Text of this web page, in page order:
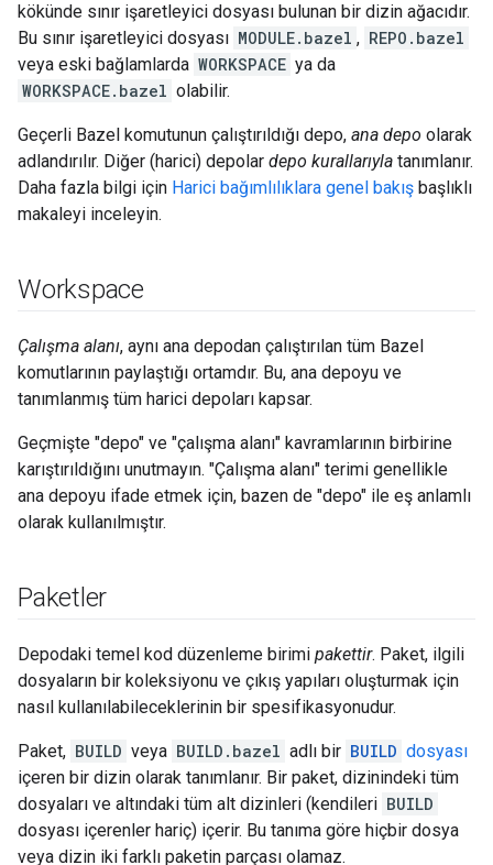
kökünde sınır işaretleyici dosyası bulunan bir dizin ağacıdır.
Bu sınır işaretleyici dosyası MODULE.bazel , REPO.bazel
veya eski bağlamlarda WORKSPACE ya da
WORKSPACE.bazel olabilir.
Geçerli Bazel komutunun çalıştırıldığı depo, ana depo olarak
adlandırılır. Diğer (harici) depolar depo kurallarıyla tanımlanır.
Daha fazla bilgi için Harici bağımlılıklara genel bakış başlıklı
makaleyi inceleyin.
Workspace
Çalışma alanı, aynı ana depodan çalıştırılan tüm Bazel
komutlarının paylaştığı ortamdır. Bu, ana depoyu ve
tanımlanmış tüm harici depoları kapsar.
Geçmişte "depo" ve "çalışma alanı" kavramlarının birbirine
karıştırıldığını unutmayın. "Çalışma alanı" terimi genellikle
ana depoyu ifade etmek için, bazen de "depo" ile eş anlamlı
olarak kullanılmıştır.
Paketler
Depodaki temel kod düzenleme birimi pakettir. Paket, ilgili
dosyaların bir koleksiyonu ve çıkış yapıları oluşturmak için
nasıl kullanılabileceklerinin bir spesifikasyonudur.
Paket, BUILD veya BUILD.bazel adlı bir BUILD dosyası
içeren bir dizin olarak tanımlanır. Bir paket, dizinindeki tüm
dosyaları ve altındaki tüm alt dizinleri (kendileri BUILD
dosyası içerenler hariç) içerir. Bu tanıma göre hiçbir dosya
veya dizin iki farklı paketin parçası olamaz.